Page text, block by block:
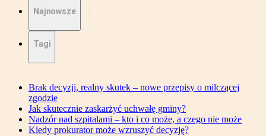
Najnowsze
Tagi
Brak decyzji, realny skutek – nowe przepisy o milczącej
zgodzie
Jak skutecznie zaskarżyć uchwałę gminy?
Nadzór nad szpitalami – kto i co może, a czego nie może
Kiedy prokurator może wzruszyć decyzję?